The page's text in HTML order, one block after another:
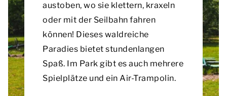
austoben, wo sie klettern, kraxeln
oder mit der Seilbahn fahren
können! Dieses waldreiche
Paradies bietet stundenlangen
Spaß. Im Park gibt es auch mehrere
Spielplätze und ein Air-Trampolin.